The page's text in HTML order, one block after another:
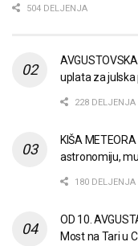
504 DELJENJA
uplata za
228 DELJENJA
KIŠA
astronomiju,
180 DELJENJA
OD 10.
Most na Tari u